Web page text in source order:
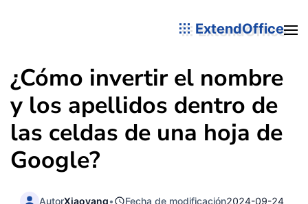
ExtendOffice
¿Cómo invertir el nombre
y los apellidos dentro de
las celdas de una hoja de
Google?
AutorXiaoyang• Fecha de modificación2024-09-24